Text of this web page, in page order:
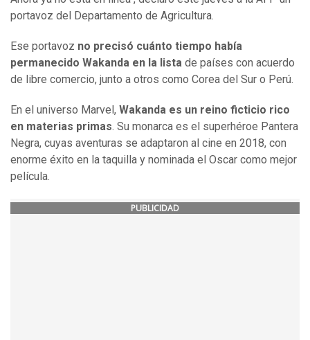
portavoz del Departamento de Agricultura.
Ese portavoz no precisó cuánto tiempo había
permanecido Wakanda en la lista de países con acuerdo
de libre comercio, junto a otros como Corea del Sur o Perú.
En el universo Marvel, Wakanda es un reino ficticio rico
en materias primas. Su monarca es el superhéroe Pantera
Negra, cuyas aventuras se adaptaron al cine en 2018, con
enorme éxito en la taquilla y nominada el Oscar como mejor
película.
PUBLICIDAD